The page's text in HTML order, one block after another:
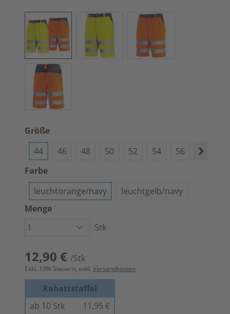
Größe
44
46 48 50 52 54 56 58
Farbe
leuchtorange/navy
leuchtgelb/navy
Menge
Stk
12,90 € /Stk
Exkl. 19% Steuern, exkl. Versandkosten
Rabattstaffel
ab 10 Stk
11,95 €